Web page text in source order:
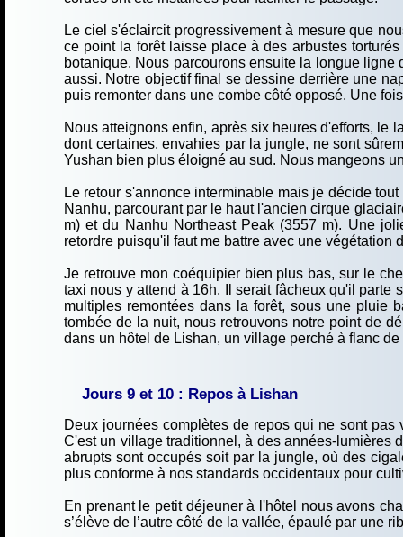
Le ciel s'éclaircit progressivement à mesure que
ce point la forêt laisse place à des arbustes
botanique. Nous parcourons ensuite la longue
aussi. Notre objectif final se dessine derrière une
puis remonter dans une combe côté opposé. Une
Nous atteignons enfin, après six heures d'efforts, le
dont certaines, envahies par la jungle, ne sont
Yushan bien plus éloigné au sud. Nous mangeons
Le retour s'annonce interminable mais je décide
Nanhu, parcourant par le haut l'ancien cirque
m) et du Nanhu Northeast Peak (3557 m). Une
retordre puisqu'il faut me battre avec une végétation
Je retrouve mon coéquipier bien plus bas, sur le
taxi nous y attend à 16h. Il serait fâcheux qu'il parte
multiples remontées dans la forêt, sous une pluie
tombée de la nuit, nous retrouvons notre point de
dans un hôtel de Lishan, un village perché à flanc
Jours 9 et 10 : Repos à Lishan
Deux journées complètes de repos qui ne sont
C'est un village traditionnel, à des années-lumières
abrupts sont occupés soit par la jungle, où des
plus conforme à nos standards occidentaux pour
En prenant le petit déjeuner à l'hôtel nous avons
s’élève de l’autre côté de la vallée, épaulé par une